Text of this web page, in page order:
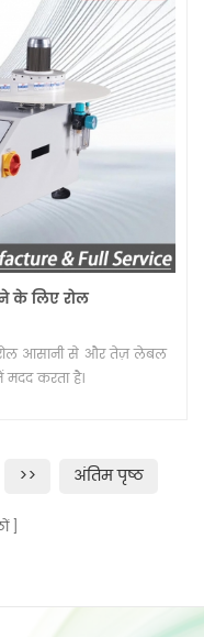
के लिए रोल
आसानी से और तेज़ लेबल
करता है।
>> अंतिम पृष्ठ